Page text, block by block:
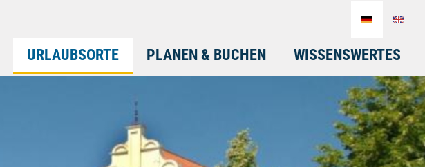
URLAUBSORTE PLANEN & BUCHEN WISSENSWERTES